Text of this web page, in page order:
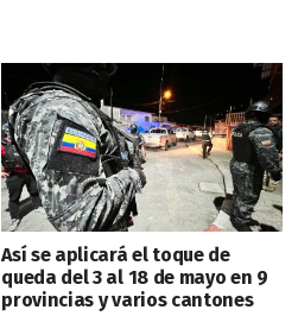
Así se aplicará el toque de
queda del 3 al 18 de mayo en 9
provincias y varios cantones